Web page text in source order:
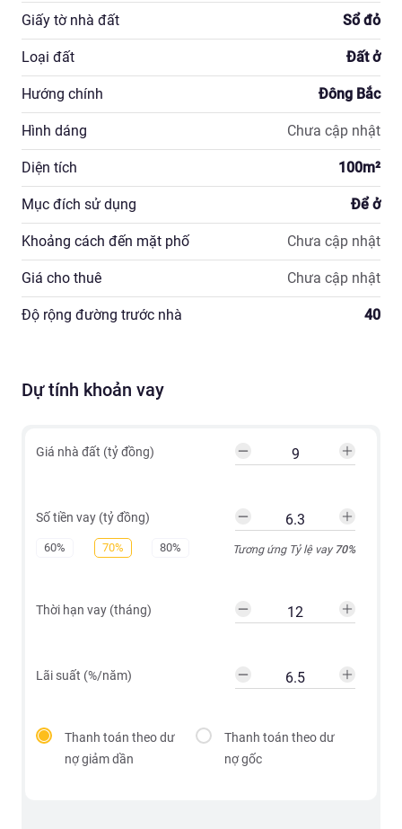
Giấy tờ nhà đất Sổ đỏ
Loại đất Đất ở
Hướng chính Đông Bắc
Hình dáng Chưa cập nhật
Diện tích 100m²
Mục đích sử dụng Để ở
Khoảng cách đến mặt phố Chưa cập nhật
Giá cho thuê Chưa cập nhật
Độ rộng đường trước nhà 40
Dự tính khoản vay
Giá nhà đất (tỷ đồng)
Số tiền vay (tỷ đồng)
60% 70% 80% Tương ứng Tỷ lệ vay70%
Thời hạn vay (tháng)
Lãi suất (%/năm)
Thanh toán theo dư
nợ giảm dần
Thanh toán theo dư
nợ gốc